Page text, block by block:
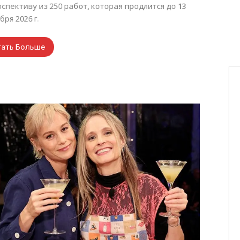
из 250 работ, которая продлится до 13
2026 г.
Больше